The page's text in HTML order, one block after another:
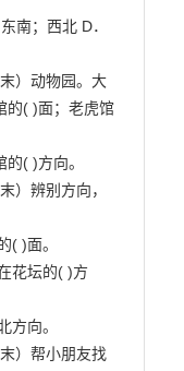
南；西北 D．
）动物园。大
的( )面；老虎馆
( )方向。
）辨别方向，
( )面。
花坛的( )方
方向。
）帮小朋友找